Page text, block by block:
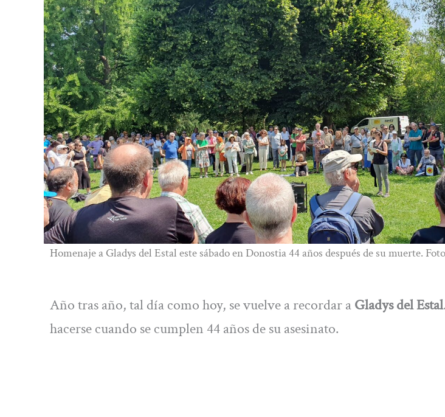
Homenaje a Gladys del Estal este sábado en Donostia 44 años después de su muerte.
Año tras año, tal día como hoy, se vuelve a recordar aGladys del Estal
hacerse cuando se cumplen 44 años de su asesinato.